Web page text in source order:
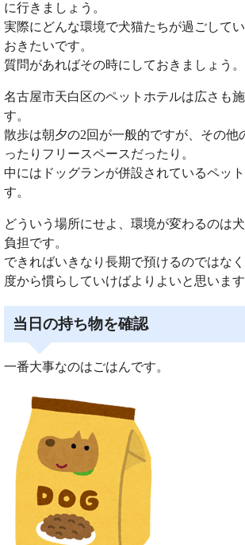
に行きましょう。
実際にどんな環境で犬猫たちが過ごして
おきたいです。
質問があればその時にしておきましょう。
名古屋市天白区のペットホテルは広さも
す。
散歩は朝夕の2回が一般的ですが、その他
ったりフリースペースだったり。
中にはドッグランが併設されているペッ
す。
どういう場所にせよ、環境が変わるのは
負担です。
できればいきなり長期で預けるのではな
度から慣らしていけばよりよいと思います
当日の持ち物を確認
一番大事なのはごはんです。